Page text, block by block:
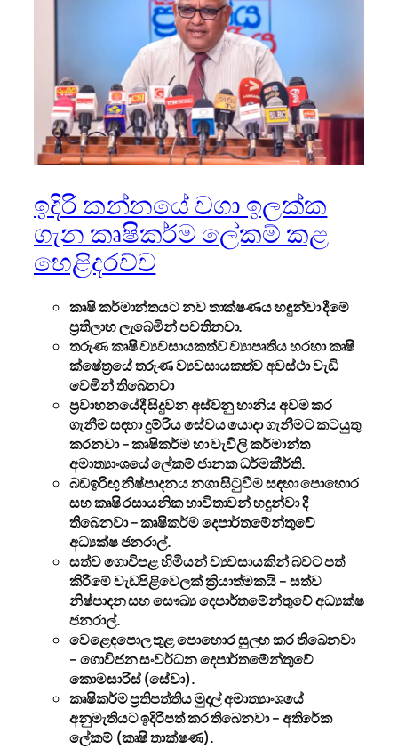
ඉදිරි කන්නයේ වගා ඉලක්ක
ගැන කෘෂිකර්ම ලේකම් කළ
හෙළිදරව්ව
කෘෂි කර්මාන්තයට නව තාක්ෂණය හඳුන්වා දීමේ
ප්‍රතිලාභ ලැබෙමින් පවතිනවා.
තරුණ කෘෂි ව්‍යවසායකත්ව ව්‍යාපෘතිය හරහා කෘෂි
ක්ෂේත්‍රයේ තරුණ ව්‍යවසායකත්ව අවස්ථා වැඩි
වෙමින් තිබෙනවා
ප්‍රවාහනයේදී සිදුවන අස්වනු හානිය අවම කර
ගැනීම සඳහා දුම්රිය සේවය යොදා ගැනීමට කටයුතු
කරනවා – කෘෂිකර්ම හා වැවිලි කර්මාන්ත
අමාත්‍යාංශයේ ලේකම් ජානක ධර්මකීර්ති.
බඩඉරිඟු නිෂ්පාදනය නගා සිටුවීම සඳහා පොහොර
සහ කෘෂි රසායනික භාවිතාවන් හඳුන්වා දී
තිබෙනවා – කෘෂිකර්ම දෙපාර්තමේන්තුවේ
අධ්‍යක්ෂ ජනරාල්.
සත්ව ගොවිපළ හිමියන් ව්‍යවසායකින් බවට පත්
කිරීමේ වැඩපිළිවෙලක් ක්‍රියාත්මකයි – සත්ව
නිෂ්පාදන සහ සෞඛ්‍ය දෙපාර්තමේන්තුවේ අධ්‍යක්ෂ
ජනරාල්.
වෙළෙඳපොල තුළ පොහොර සුලභ කර තිබෙනවා
– ගොවිජන සංවර්ධන දෙපාර්තමේන්තුවේ
කොමසාරිස් (සේවා).
කෘෂිකර්ම ප්‍රතිපත්තිය මුදල් අමාත්‍යාංශයේ
අනුමැතියට ඉදිරිපත් කර තිබෙනවා – අතිරේක
ලේකම් (කෘෂි තාක්ෂණ).